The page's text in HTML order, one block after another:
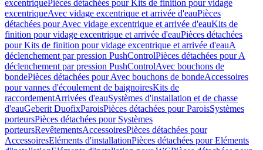
excentriquePièces détachées pour Kits de finition pour vidage
excentriqueAvec vidage excentrique et arrivée d'eauPièces
détachées pour Avec vidage excentrique et arrivée d'eauKits de
finition pour vidage excentrique et arrivée d'eauPièces détachées
pour Kits de finition pour vidage excentrique et arrivée d'eauA
déclenchement par pression PushControlPièces détachées pour A
déclenchement par pression PushControlAvec bouchons de
bondePièces détachées pour Avec bouchons de bondeAccessoires
pour vannes d'écoulement de baignoiresKits de
raccordementArrivées d'eauSystèmes d'installation et de chasse
d'eauGeberit DuofixParoisPièces détachées pour ParoisSystèmes
porteursPièces détachées pour Systèmes
porteursRevêtementsAccessoiresPièces détachées pour
AccessoiresEléments d'installationPièces détachées pour Eléments